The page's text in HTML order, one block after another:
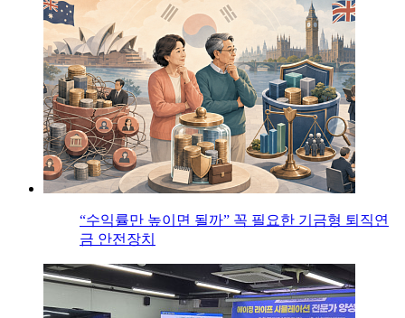
“수익률만 높이면 될까” 꼭 필요한 기금형 퇴직연
금 안전장치